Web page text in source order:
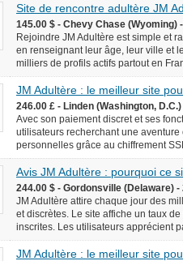
Site de rencontre adultère JM
145.00 $ - Chevy Chase (Wyoming)
Rejoindre JM Adultère est simple et
en renseignant leur âge, leur ville et
milliers de profils actifs partout en
JM Adultère : le meilleur site
246.00 £ - Linden (Washington,
Avec son paiement discret et ses
utilisateurs recherchant une
personnelles grâce au chiffrement
Avis JM Adultère : pourquoi ce
244.00 $ - Gordonsville (Delaware) -
JM Adultère attire chaque jour des
et discrètes. Le site affiche un taux
inscrites. Les utilisateurs apprécient
JM Adultère : le meilleur site